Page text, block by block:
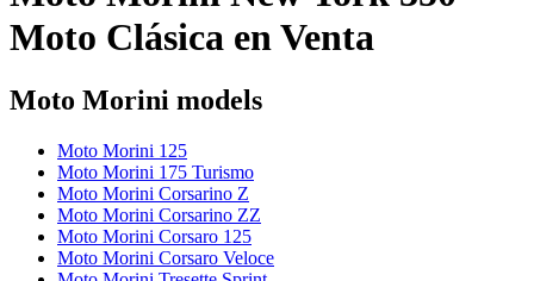
Moto Clásica en Venta
Moto Morini models
Moto Morini 125
Moto Morini 175 Turismo
Moto Morini Corsarino Z
Moto Morini Corsarino ZZ
Moto Morini Corsaro 125
Moto Morini Corsaro Veloce